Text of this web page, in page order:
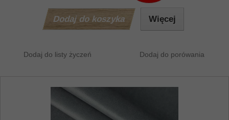
Dodaj do koszyka Więcej
Dodaj do listy życzeń Dodaj do porówania